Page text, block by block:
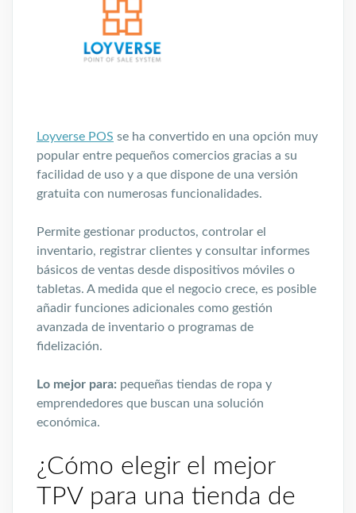
Loyverse POS se ha convertido en una opción muy
popular entre pequeños comercios gracias a su
facilidad de uso y a que dispone de una versión
gratuita con numerosas funcionalidades.
Permite gestionar productos, controlar el
inventario, registrar clientes y consultar informes
básicos de ventas desde dispositivos móviles o
tabletas. A medida que el negocio crece, es posible
añadir funciones adicionales como gestión
avanzada de inventario o programas de
fidelización.
Lo mejor para: pequeñas tiendas de ropa y
emprendedores que buscan una solución
económica.
¿Cómo elegir el mejor
TPV para una tienda de